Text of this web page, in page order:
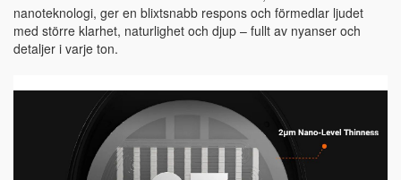
nanoteknologi, ger en blixtsnabb respons och förmedlar ljudet
med större klarhet, naturlighet och djup – fullt av nyanser och
detaljer i varje ton.